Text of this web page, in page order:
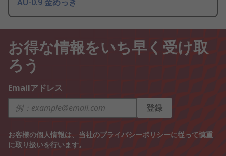
お得な情報をいち早く受け取
ろう
Emailアドレス
登録
お客様の個人情報は、当社のプライバシーポリシーに従って慎重
に取り扱いを行います。